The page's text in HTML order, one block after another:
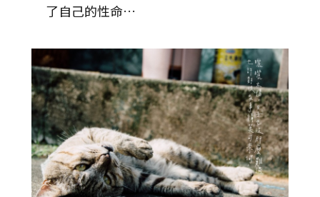
了自己的性命…